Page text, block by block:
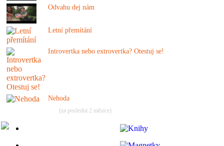
Odvahu dej nám
Letní přemítání
Introvertka nebo extrovertka? Otestuj se!
Nehoda
(za poslední 2 měsíce)